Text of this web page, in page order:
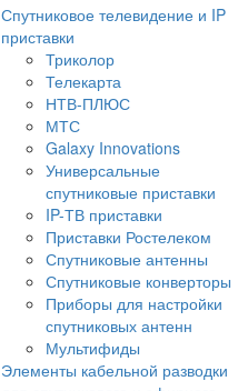
Спутниковое телевидение и IP
приставки
Триколор
Телекарта
НТВ-ПЛЮС
МТС
Galaxy Innovations
Универсальные
спутниковые приставки
IP-ТВ приставки
Приставки Ростелеком
Спутниковые антенны
Спутниковые конверторы
Приборы для настройки
спутниковых антенн
Мультифиды
Элементы кабельной разводки